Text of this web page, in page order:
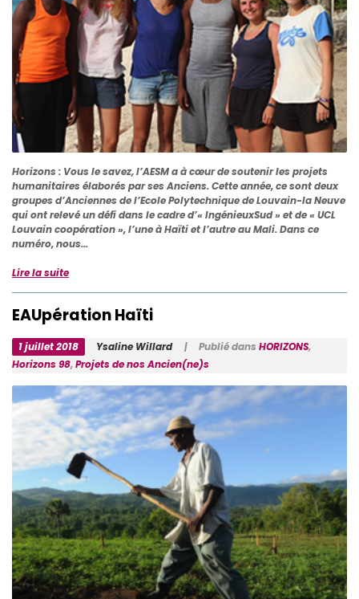
Horizons : Vous le savez, l’AESM a à cœur de soutenir les projets
humanitaires élaborés par ses Anciens. Cette année, ce sont deux
groupes d’Anciennes de l’Ecole Polytechnique de Louvain-la Neuve
qui ont relevé un défi dans le cadre d’« IngénieuxSud » et de « UCL
Louvain coopération », l’une à Haïti et l’autre au Mali. Dans ce
numéro, nous...
Lire la suite
EAUpération Haïti
1 juillet 2018 Ysaline Willard| Publié dans HORIZONS,
Horizons 98,Projets de nos Ancien(ne)s